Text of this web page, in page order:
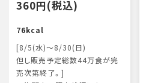
360円(税込)
76kcal
[8/5(水)～8/30(日)
但し販売予定総数44万食が完
売次第終了。]